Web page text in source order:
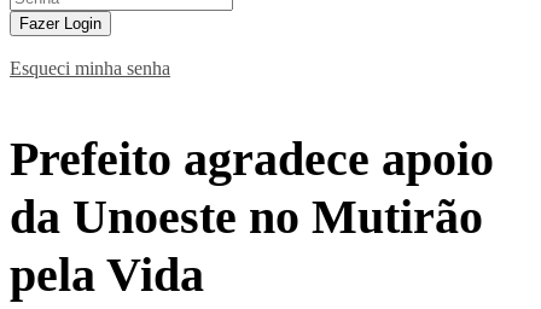
Fazer Login
Esqueci minha senha
Prefeito agradece apoio
da Unoeste no Mutirão
pela Vida